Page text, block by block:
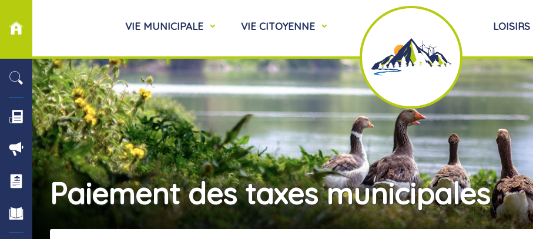
VIE MUNICIPALE VIE CITOYENNE LOISIRS
Paiement des taxes municipales